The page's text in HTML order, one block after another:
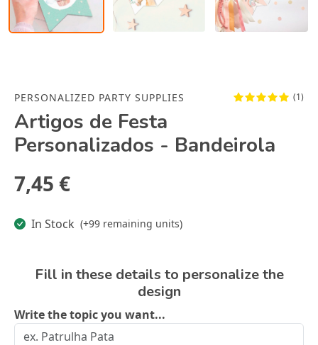
PERSONALIZED PARTY SUPPLIES (1)
Artigos de Festa
Personalizados - Bandeirola
7,45 €
In Stock (+99 remaining units)
Fill in these details to personalize the
design
Write the topic you want...